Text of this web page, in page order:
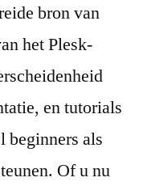
bron van
het Plesk-
en tutorials
beginners als
Of u nu